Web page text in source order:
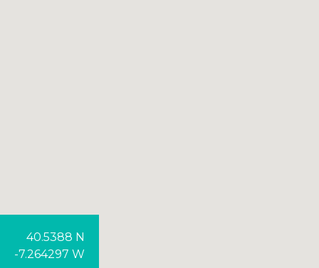
40.5388 N
-7.264297 W